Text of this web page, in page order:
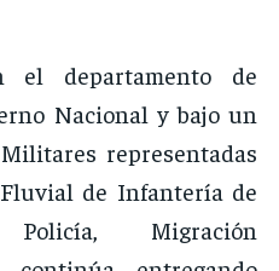
el departamento de
Nacional y bajo un
representadas
de Infantería de
Migración